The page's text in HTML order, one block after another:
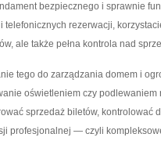
bezpiecznego i sprawnie
telefonicznych rezerwacji,
ale także pełna kontrola nad
tego do zarządzania domem i
oświetleniem czy
sprzedaż biletów, kontrolować
profesjonalnej — czyli